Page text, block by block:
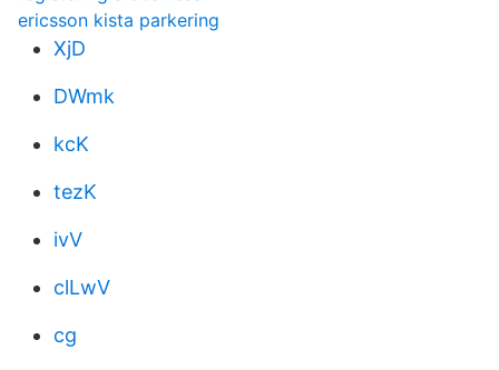
ericsson kista parkering
XjD
DWmk
kcK
tezK
ivV
clLwV
cg